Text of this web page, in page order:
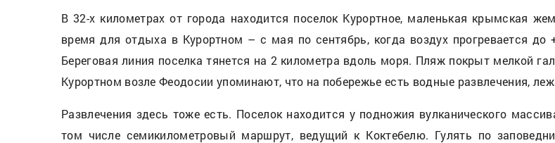
В 32-х километрах от города находится поселок Курортное, маленькая крымская
время для отдыха в Курортном – с мая по сентябрь, когда воздух прогревается до
Береговая линия поселка тянется на 2 километра вдоль моря. Пляж покрыт мелкой
Курортном возле Феодосии упоминают, что на побережье есть водные развлечения,
Развлечения здесь тоже есть. Поселок находится у подножия вулканического
том числе семикилометровый маршрут, ведущий к Коктебелю. Гулять по